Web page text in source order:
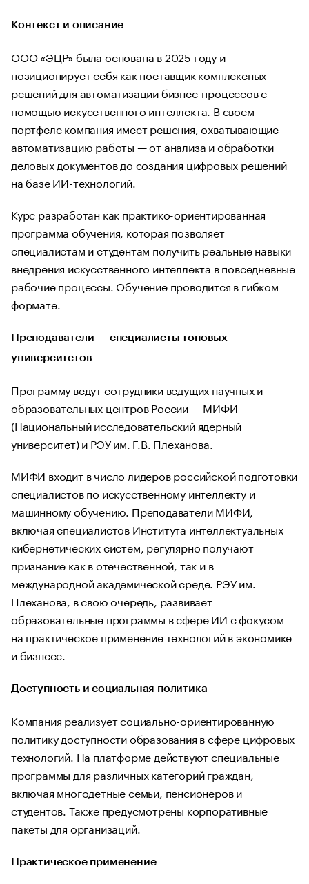
Контекст и описание
ООО «ЭЦР» была основана в 2025 году и
позиционирует себя как поставщик комплексных
решений для автоматизации бизнес-процессов с
помощью искусственного интеллекта. В своем
портфеле компания имеет решения, охватывающие
автоматизацию работы — от анализа и обработки
деловых документов до создания цифровых решений
на базе ИИ-технологий.
Курс разработан как практико-ориентированная
программа обучения, которая позволяет
специалистам и студентам получить реальные навыки
внедрения искусственного интеллекта в повседневные
рабочие процессы. Обучение проводится в гибком
формате.
Преподаватели — специалисты топовых
университетов
Программу ведут сотрудники ведущих научных и
образовательных центров России — МИФИ
(Национальный исследовательский ядерный
университет) и РЭУ им. Г.В. Плеханова.
МИФИ входит в число лидеров российской подготовки
специалистов по искусственному интеллекту и
машинному обучению. Преподаватели МИФИ,
включая специалистов Института интеллектуальных
кибернетических систем, регулярно получают
признание как в отечественной, так и в
международной академической среде. РЭУ им.
Плеханова, в свою очередь, развивает
образовательные программы в сфере ИИ с фокусом
на практическое применение технологий в экономике
и бизнесе.
Доступность и социальная политика
Компания реализует социально-ориентированную
политику доступности образования в сфере цифровых
технологий. На платформе действуют специальные
программы для различных категорий граждан,
включая многодетные семьи, пенсионеров и
студентов. Также предусмотрены корпоративные
пакеты для организаций.
Практическое применение